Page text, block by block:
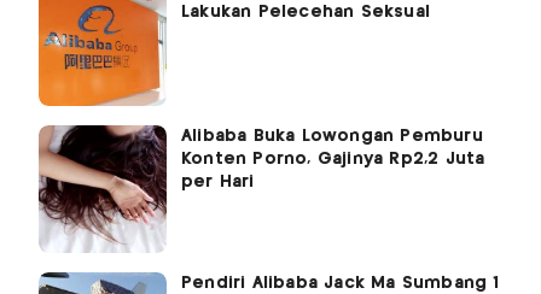
Lakukan Pelecehan Seksual
Alibaba Buka Lowongan Pemburu
Konten Porno, Gajinya Rp2,2 Juta
per Hari
Pendiri Alibaba Jack Ma Sumbang 1